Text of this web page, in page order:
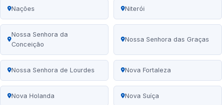
Nações Niterói
Nossa Senhora da
Conceição
Nossa Senhora das Graças
Nossa Senhora de Lourdes Nova Fortaleza
Nova Holanda Nova Suíça